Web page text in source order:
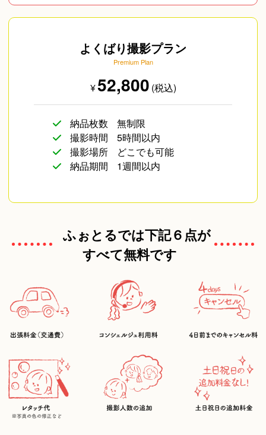
その他
よくばり撮影プラン
Premium Plan
¥52,800 (税込)
納品枚数
無制限
撮影時間
5時間以内
撮影場所
どこでも可能
納品期間
1週間以内
ふぉとるでは下記６点が
すべて無料です